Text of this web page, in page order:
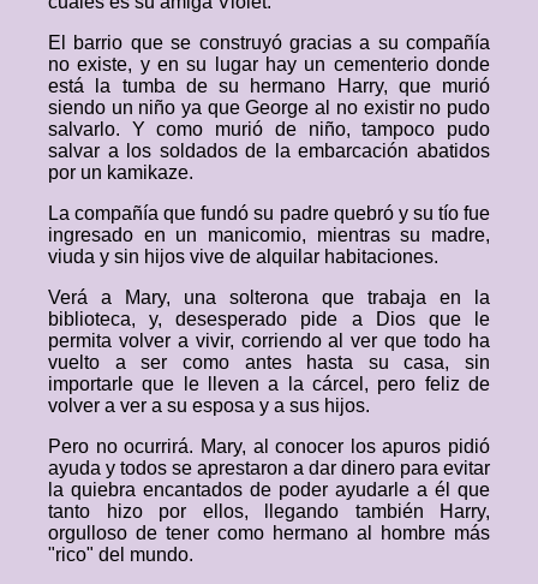
El barrio que se construyó gracias a su compañía
no existe, y en su lugar hay un cementerio donde
está la tumba de su hermano Harry, que murió
siendo un niño ya que George al no existir no pudo
salvarlo. Y como murió de niño, tampoco pudo
salvar a los soldados de la embarcación abatidos
por un kamikaze.
La compañía que fundó su padre quebró y su tío fue
ingresado en un manicomio, mientras su madre,
viuda y sin hijos vive de alquilar habitaciones.
Verá a Mary, una solterona que trabaja en la
biblioteca, y, desesperado pide a Dios que le
permita volver a vivir, corriendo al ver que todo ha
vuelto a ser como antes hasta su casa, sin
importarle que le lleven a la cárcel, pero feliz de
volver a ver a su esposa y a sus hijos.
Pero no ocurrirá. Mary, al conocer los apuros pidió
ayuda y todos se aprestaron a dar dinero para evitar
la quiebra encantados de poder ayudarle a él que
tanto hizo por ellos, llegando también Harry,
orgulloso de tener como hermano al hombre más
"rico" del mundo.